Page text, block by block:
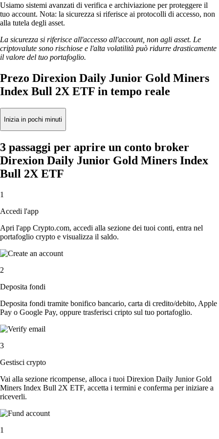
Usiamo sistemi avanzati di verifica e archiviazione per proteggere il
tuo account. Nota: la sicurezza si riferisce ai protocolli di accesso, non
alla tutela degli asset.
La sicurezza si riferisce all'accesso all'account, non agli asset. Le
criptovalute sono rischiose e l'alta volatilità può ridurre drasticamente
il valore del tuo portafoglio.
Prezo Direxion Daily Junior Gold Miners
Index Bull 2X ETF in tempo reale
Inizia in pochi minuti
3 passaggi per aprire un conto broker
Direxion Daily Junior Gold Miners Index
Bull 2X ETF
1
Accedi l'app
Apri l'app Crypto.com, accedi alla sezione dei tuoi conti, entra nel
portafoglio crypto e visualizza il saldo.
2
Deposita fondi
Deposita fondi tramite bonifico bancario, carta di credito/debito, Apple
Pay o Google Pay, oppure trasferisci cripto sul tuo portafoglio.
3
Gestisci crypto
Vai alla sezione ricompense, alloca i tuoi Direxion Daily Junior Gold
Miners Index Bull 2X ETF, accetta i termini e conferma per iniziare a
riceverli.
1